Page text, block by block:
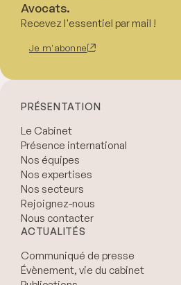
Avocats.
Recevez l'essentiel par mail !
Je m'abonne
PRÉSENTATION
Le Cabinet
Présence international
Nos équipes
Nos expertises
Nos secteurs
Rejoignez-nous
Nous contacter
ACTUALITÉS
Communiqué de presse
Évènement, vie du cabinet